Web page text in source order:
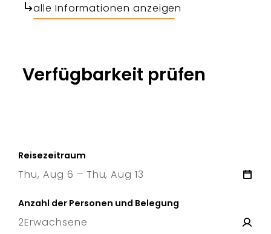
alle Informationen anzeigen
Verfügbarkeit prüfen
Reisezeitraum
Thu, Aug 6 – Thu, Aug 13
Anzahl der Personen und Belegung
2Erwachsene